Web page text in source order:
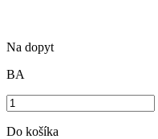
Na dopyt
BA
Do košíka